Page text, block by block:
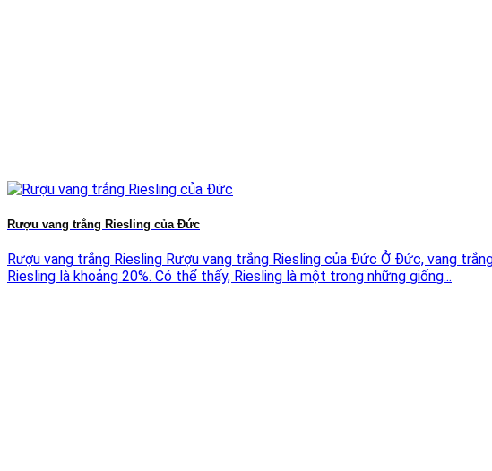
Rượu vang trắng Riesling của Đức
Rượu vang trắng Riesling Rượu vang trắng Riesling của Đức Ở Đức, vang
Riesling là khoảng 20%. Có thể thấy, Riesling là một trong những giống...